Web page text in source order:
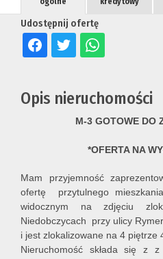
Udostępnij ofertę
Opis nieruchomości
M-3 GOTOWE DO
*OFERTA NA
Mam przyjemność
ofertę przytulnego
widocznym na zdjęciu
Niedobczycach przy ulicy
i jest zlokalizowane na 4 piętrze
Nieruchomość składa się z